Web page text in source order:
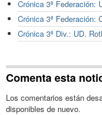
Crónica 3ª Federación:
Crónica 3ª Federación:
Crónica 3ª Div.: UD.
Comenta esta
Los comentarios están
disponibles de nuevo.